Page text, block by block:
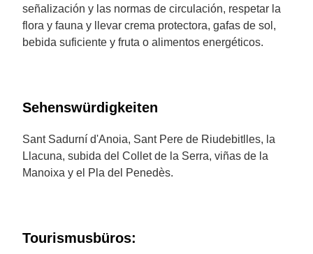
señalización y las normas de circulación, respetar la
flora y fauna y llevar crema protectora, gafas de sol,
bebida suficiente y fruta o alimentos energéticos.
Sehenswürdigkeiten
Sant Sadurní d'Anoia, Sant Pere de Riudebitlles, la
Llacuna, subida del Collet de la Serra, viñas de la
Manoixa y el Pla del Penedès.
Tourismusbüros: